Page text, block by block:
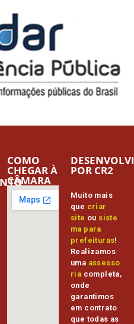
COMO
CHEGAR À
CÂMARA
Muito mais
que criar
site ou siste
ma para
prefeituras!
Realizamos
uma assesso
ria completa,
onde
garantimos
em contrato
que todas as
POR CR2